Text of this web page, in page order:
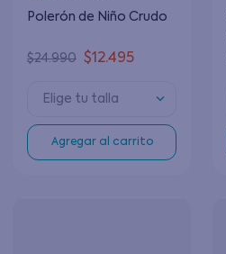
Polerón de Niño Crudo
$24.990 $12.495
Elige tu talla
Agregar al carrito